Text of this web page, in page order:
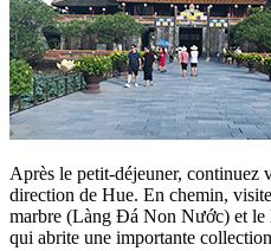
Après le petit-déjeuner, continuez
direction de Hue. En chemin,
marbre (Làng Đá Non Nước) et le
qui abrite une importante